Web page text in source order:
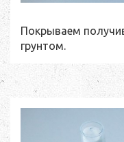
Покрываем
грунтом.